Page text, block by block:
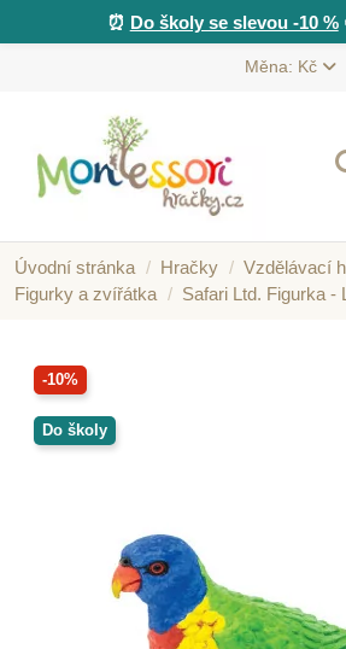
⏰ Do školy se slevou -10 %
Měna: Kč
Úvodní stránka Hračky
Vzdělávací
Figurky a zvířátka
Safari Ltd. Figurka -
-10%
Do školy